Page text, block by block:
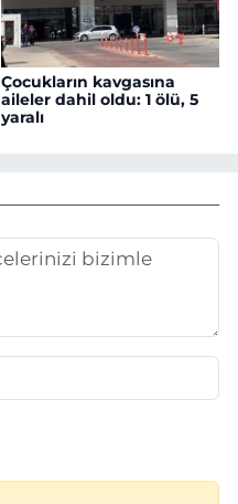
Çocukların kavgasına
aileler dahil oldu: 1 ölü, 5
yaralı